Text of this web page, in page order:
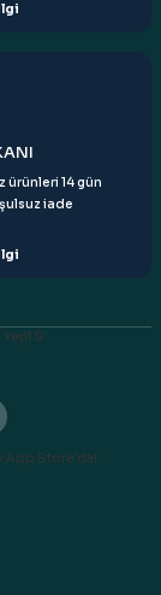
ürünleri 14 gün
iade